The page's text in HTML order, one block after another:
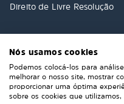
Direito de Livre Resolução
Nós usamos cookies
Podemos colocá-los para
melhorar o nosso site, mostrar
proporcionar uma óptima
sobre os cookies que